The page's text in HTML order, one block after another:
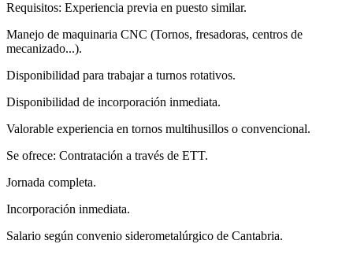
Requisitos: Experiencia previa en puesto similar.
Manejo de maquinaria CNC (Tornos, fresadoras, centros de
mecanizado...).
Disponibilidad para trabajar a turnos rotativos.
Disponibilidad de incorporación inmediata.
Valorable experiencia en tornos multihusillos o convencional.
Se ofrece: Contratación a través de ETT.
Jornada completa.
Incorporación inmediata.
Salario según convenio siderometalúrgico de Cantabria.